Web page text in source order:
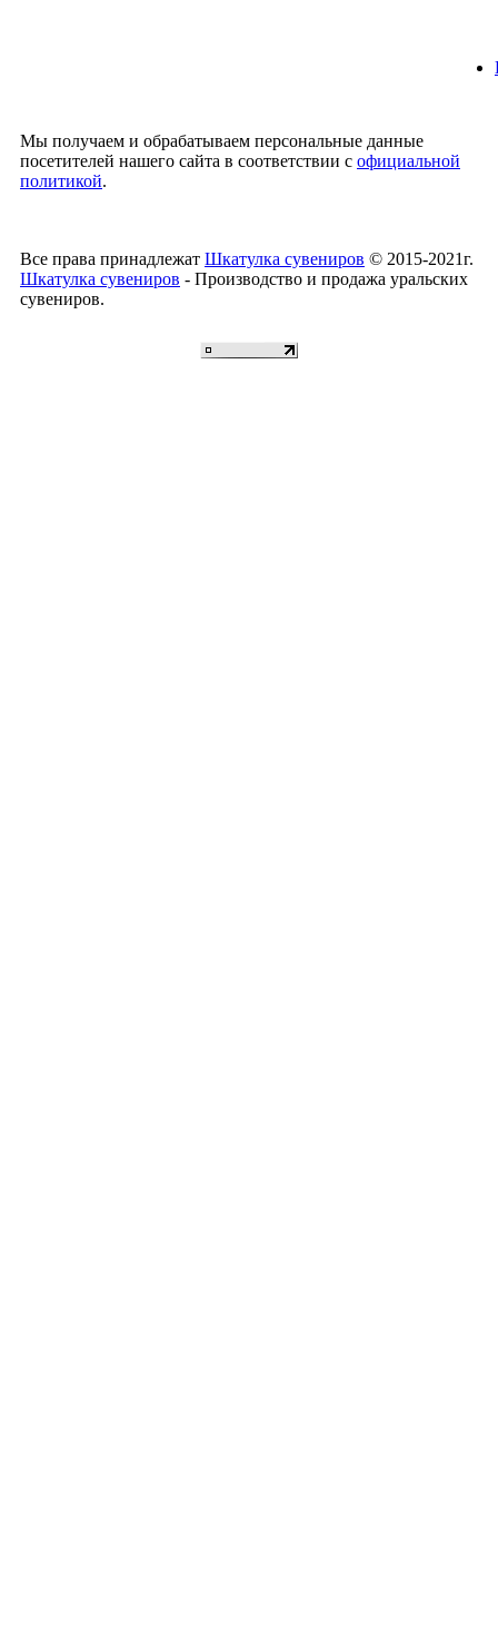
Мы получаем и обрабатываем персональные данные
посетителей нашего сайта в соответствии с официальной
политикой.
Все права принадлежат Шкатулка сувениров © 2015-2021г.
Шкатулка сувениров - Производство и продажа уральских
сувениров.